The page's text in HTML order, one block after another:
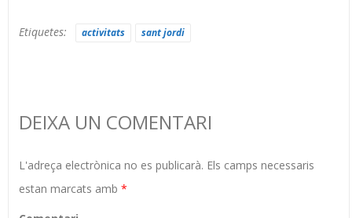
Etiquetes: activitats sant jordi
DEIXA UN COMENTARI
L'adreça electrònica no es publicarà. Els camps necessaris
estan marcats amb *